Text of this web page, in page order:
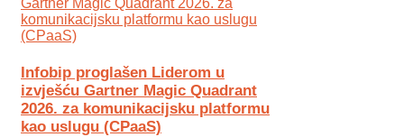
Infobip proglašen Liderom u
izvješću Gartner Magic Quadrant
2026. za komunikacijsku platformu
kao uslugu (CPaaS)